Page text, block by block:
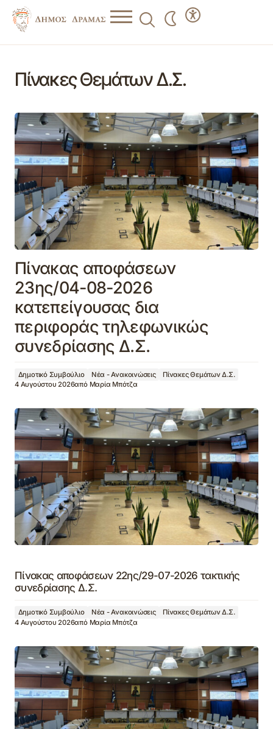
Πίνακες Θεμάτων Δ.Σ.
Πίνακας αποφάσεων
23ης/04-08-2026
κατεπείγουσας δια
περιφοράς τηλεφωνικώς
συνεδρίασης Δ.Σ.
Δημοτικό Συμβούλιο Νέα - Ανακοινώσεις
Πίνακες Θεμάτων Δ.Σ.
4 Αυγούστου 2026από Μαρία Μπότζα
Πίνακας αποφάσεων 22ης/29-07-2026 τακτικής
συνεδρίασης Δ.Σ.
Δημοτικό Συμβούλιο Νέα - Ανακοινώσεις
Πίνακες Θεμάτων Δ.Σ.
4 Αυγούστου 2026από Μαρία Μπότζα